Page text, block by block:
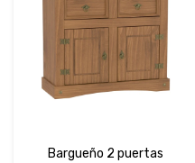
Bargueño 2 puertas